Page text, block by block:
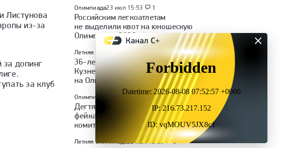
Листунова
из-за
допинг
за клуб
Олимпиада23 июл 15:53 1
Российским легкоатлетам
не выделили квот на юношескую
Олимпиаду-2026
Летняя Олимпиада 23 июл 11:26
36-летний прыгун в воду
Кузнецов намерен выступить
на Олимпиаде-2028
Олимпиада 22 июл 19:00
Дегтярев назвал три главных
фейка вокруг Олимпийского
комитета России
Летняя Олимпиада22 июл 18:00 5